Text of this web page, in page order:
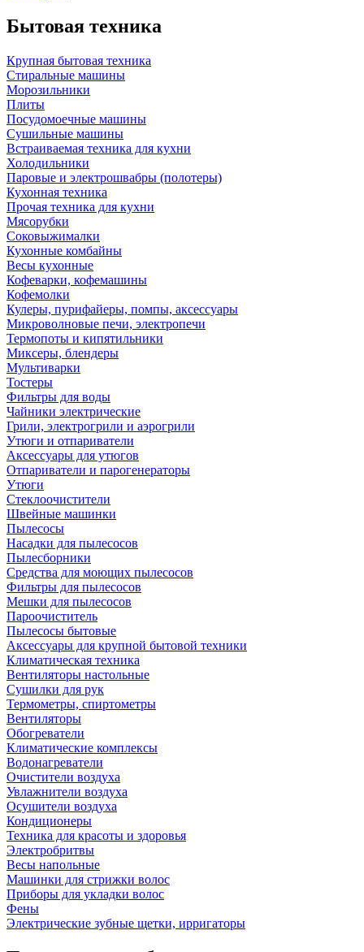
Бытовая техника
Крупная бытовая техника
Стиральные машины
Морозильники
Плиты
Посудомоечные машины
Сушильные машины
Встраиваемая техника для кухни
Холодильники
Паровые и электрошвабры (полотеры)
Кухонная техника
Прочая техника для кухни
Мясорубки
Соковыжималки
Кухонные комбайны
Весы кухонные
Кофеварки, кофемашины
Кофемолки
Кулеры, пурифайеры, помпы, аксессуары
Микроволновые печи, электропечи
Термопоты и кипятильники
Миксеры, блендеры
Мультиварки
Тостеры
Фильтры для воды
Чайники электрические
Грили, электрогрили и аэрогрили
Утюги и отпариватели
Аксессуары для утюгов
Отпариватели и парогенераторы
Утюги
Стеклоочистители
Швейные машинки
Пылесосы
Насадки для пылесосов
Пылесборники
Средства для моющих пылесосов
Фильтры для пылесосов
Мешки для пылесосов
Пароочиститель
Пылесосы бытовые
Аксессуары для крупной бытовой техники
Климатическая техника
Вентиляторы настольные
Сушилки для рук
Термометры, спиртометры
Вентиляторы
Обогреватели
Климатические комплексы
Водонагреватели
Очистители воздуха
Увлажнители воздуха
Осушители воздуха
Кондиционеры
Техника для красоты и здоровья
Электробритвы
Весы напольные
Машинки для стрижки волос
Приборы для укладки волос
Фены
Электрические зубные щетки, ирригаторы